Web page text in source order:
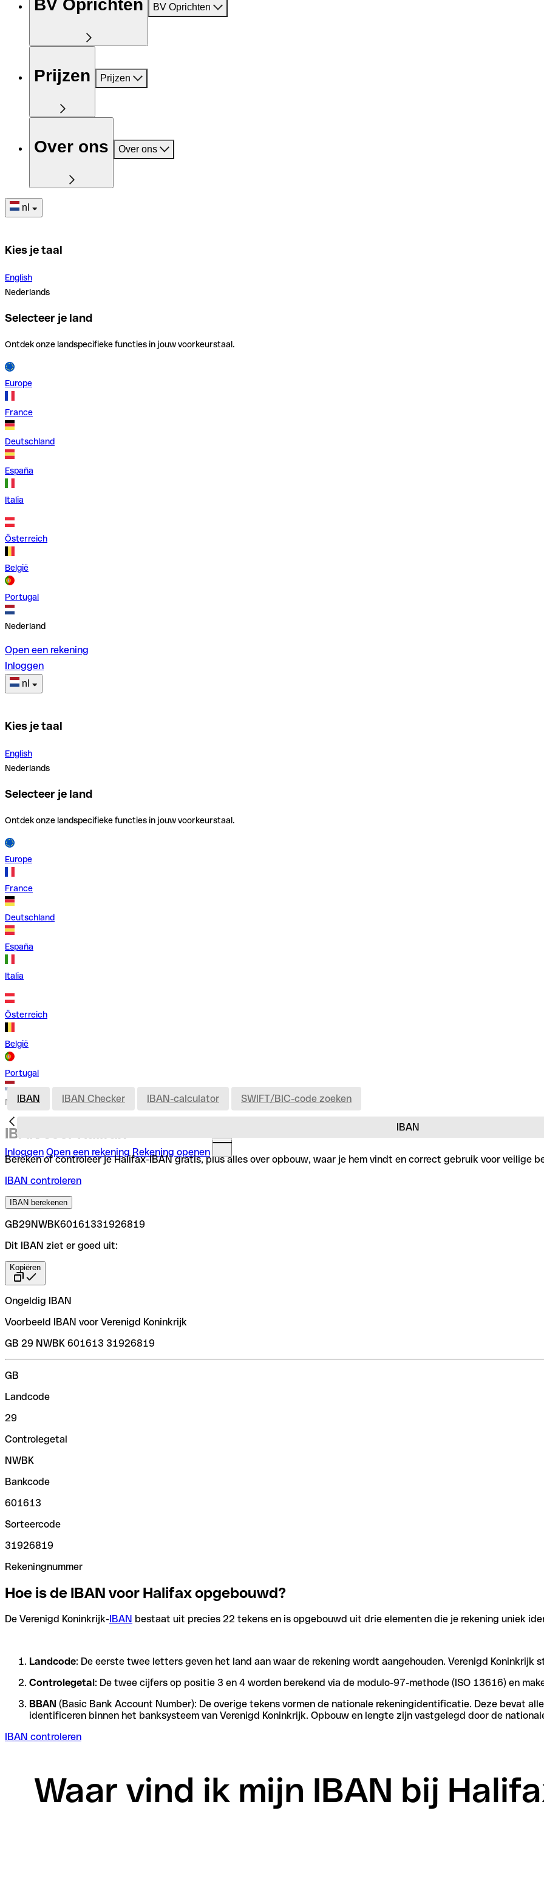
BV Oprichten BV Oprichten
Prijzen Prijzen
Over ons Over ons
nl
Kies je taal
English
Nederlands
Selecteer je land
Ontdek onze landspecifieke functies in jouw voorkeurstaal.
Europe
France
Deutschland
España
Italia
Österreich
België
Portugal
Nederland
Open een rekening
Inloggen
nl
Kies je taal
English
Nederlands
Selecteer je land
Ontdek onze landspecifieke functies in jouw voorkeurstaal.
Europe
France
Deutschland
España
Italia
Österreich
België
Portugal
Nederland
Inloggen Open een rekening Rekening openen
IBAN
IBAN IBAN Checker IBAN-calculator SWIFT/BIC-code zoeken
IBAN voor Halifax
Bereken of controleer je Halifax-IBAN gratis, plus alles over opbouw, waar je hem vindt en correct gebruik voor veilige
IBAN controleren
IBAN berekenen
GB29NWBK60161331926819
Dit IBAN ziet er goed uit:
Kopiëren
Ongeldig IBAN
Voorbeeld IBAN voor Verenigd Koninkrijk
GB 29 NWBK 601613 31926819
GB
Landcode
29
Controlegetal
NWBK
Bankcode
601613
Sorteercode
31926819
Rekeningnummer
Hoe is de IBAN voor Halifax opgebouwd?
De Verenigd Koninkrijk-IBAN bestaat uit precies 22 tekens en is opgebouwd uit drie elementen die je rekening uniek
Landcode: De eerste twee letters geven het land aan waar de rekening wordt aangehouden. Verenigd Koninkrijk
Controlegetal: De twee cijfers op positie 3 en 4 worden berekend via de modulo-97-methode (ISO 13616) en
BBAN (Basic Bank Account Number): De overige tekens vormen de nationale rekeningidentificatie. Deze bevat
identificeren binnen het banksysteem van Verenigd Koninkrijk. Opbouw en lengte zijn vastgelegd door de
IBAN controleren
Waar vind ik mijn IBAN bij